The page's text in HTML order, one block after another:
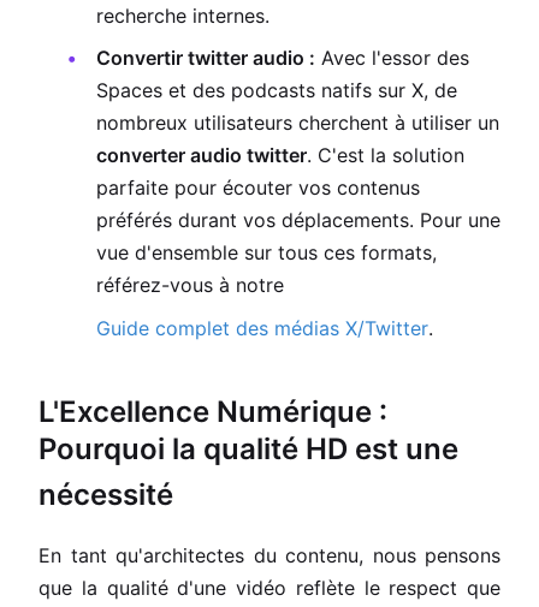
recherche internes.
Convertir twitter audio : Avec l'essor des
Spaces et des podcasts natifs sur X, de
nombreux utilisateurs cherchent à utiliser un
converter audio twitter. C'est la solution
parfaite pour écouter vos contenus
préférés durant vos déplacements. Pour une
vue d'ensemble sur tous ces formats,
référez-vous à notre
Guide complet des médias X/Twitter.
L'Excellence Numérique :
Pourquoi la qualité HD est une
nécessité
En tant qu'architectes du contenu, nous pensons
que la qualité d'une vidéo reflète le respect que